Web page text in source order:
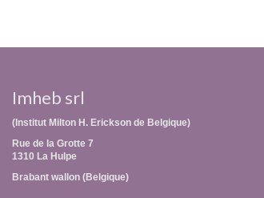
Imheb srl
(Institut Milton H. Erickson de Belgique)
Rue de la Grotte 7
1310 La Hulpe
Brabant wallon (Belgique)